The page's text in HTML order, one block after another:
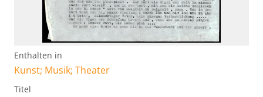
Enthalten in
Kunst; Musik; Theater
Titel